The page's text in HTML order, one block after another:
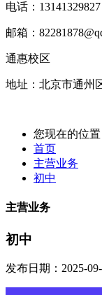
电话：13141329827
邮箱：
通惠校区
地址：北京市通州
您现在的位置
首页
主营业务
初中
主营业务
初中
发布日期：2025-